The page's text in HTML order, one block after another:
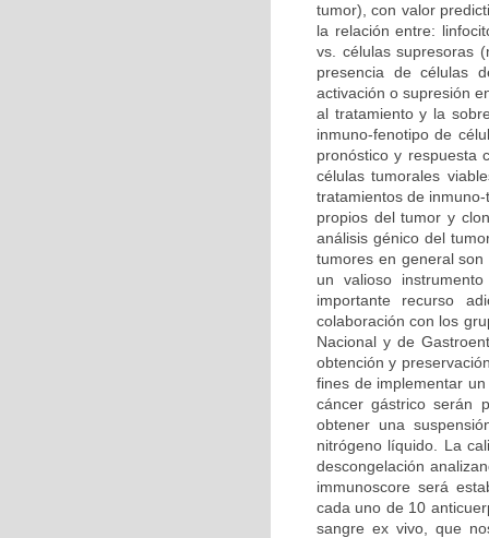
tumor), con valor
la relación entre:
vs. células supresoras
presencia de células
activación o supresión
al tratamiento y la
inmuno-fenotipo de
pronóstico y respuesta
células tumorales
tratamientos de
propios del tumor y
análisis génico del
tumores en general
un valioso
importante recurso
colaboración con los
Nacional y de
obtención y
fines de implementar
cáncer gástrico serán
obtener una
nitrógeno líquido. La
descongelación
immunoscore será
cada uno de 10
sangre ex vivo, que